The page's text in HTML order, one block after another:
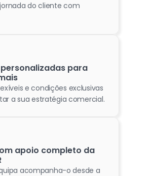
do cliente com
para
e condições exclusivas
a sua estratégia comercial.
apoio completo da
acompanha-o desde a